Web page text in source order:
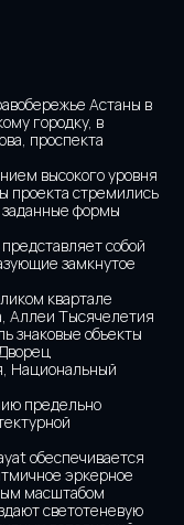
Астаны в
городку, в
проспекта
высокого уровня
проекта стремились
формы
собой
замкнутое
квартале
Аллеи Тысячелетия
знаковые объекты
Национальный
предельно
обеспечивается
эркерное
масштабом
светотеневую